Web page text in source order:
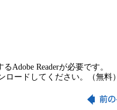
Adobe Readerが必要です。
ロードしてください。（無料